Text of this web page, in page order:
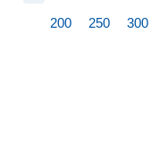
200 250 300